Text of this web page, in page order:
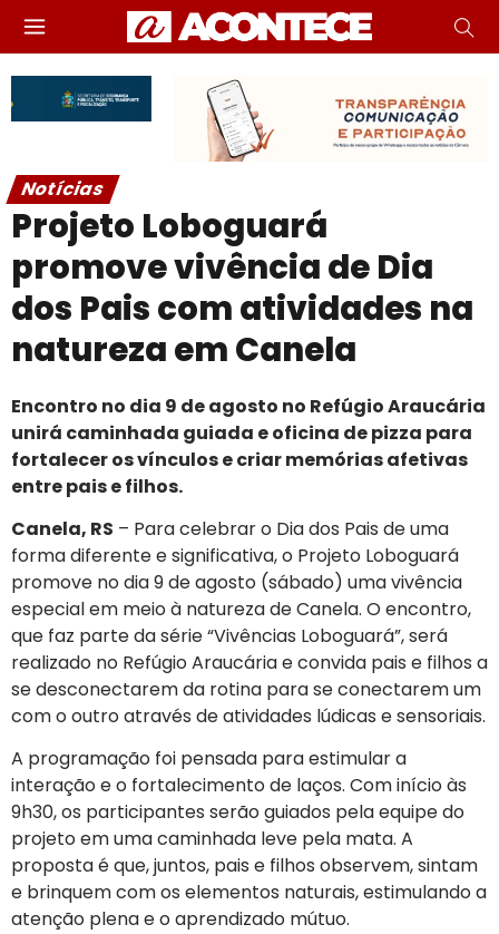
Notícias
Projeto Loboguará
promove vivência de Dia
dos Pais com atividades na
natureza em Canela
Encontro no dia 9 de agosto no Refúgio Araucária
unirá caminhada guiada e oficina de pizza para
fortalecer os vínculos e criar memórias afetivas
entre pais e filhos.
Canela, RS – Para celebrar o Dia dos Pais de uma
forma diferente e significativa, o Projeto Loboguará
promove no dia 9 de agosto (sábado) uma vivência
especial em meio à natureza de Canela. O encontro,
que faz parte da série “Vivências Loboguará”, será
realizado no Refúgio Araucária e convida pais e filhos a
se desconectarem da rotina para se conectarem um
com o outro através de atividades lúdicas e sensoriais.
A programação foi pensada para estimular a
interação e o fortalecimento de laços. Com início às
9h30, os participantes serão guiados pela equipe do
projeto em uma caminhada leve pela mata. A
proposta é que, juntos, pais e filhos observem, sintam
e brinquem com os elementos naturais, estimulando a
atenção plena e o aprendizado mútuo.